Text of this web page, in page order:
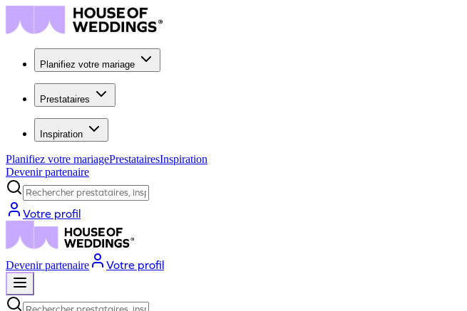
Planifiez votre mariage
Prestataires
Inspiration
Planifiez votre mariagePrestatairesInspiration
Devenir partenaire
Rechercher prestataires, inspiration...
Votre profil
Devenir partenaire Votre profil
Rechercher prestataires, inspiration...